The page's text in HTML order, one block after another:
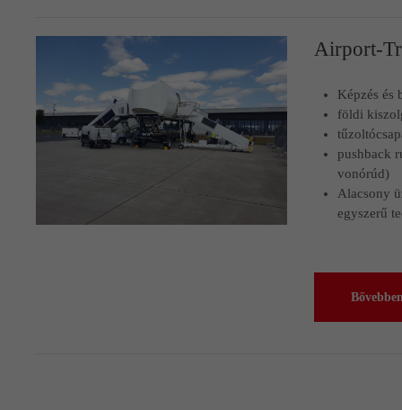
Airport-
Képzés és
földi
pushback
vonórúd)
Alacsony
egyszerű